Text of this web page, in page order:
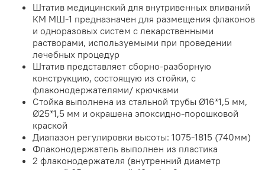
Штатив медицинский для внутривенных вливаний
КМ МШ-1 предназначен для размещения флаконов
и одноразовых систем с лекарственными
растворами, используемыми при проведении
лечебных процедур
Штатив представляет сборно-разборную
конструкцию, состоящую из стойки, с
флаконодержателями/ крючками
Стойка выполнена из стальной трубы Ø16*1,5 мм,
Ø25*1,5 мм и окрашена эпоксидно-порошковой
краской
Диапазон регулировки высоты: 1075-1815 (740мм)
Флаконодержатель выполнен из пластика
2 флаконодержателя (внутренний диаметр